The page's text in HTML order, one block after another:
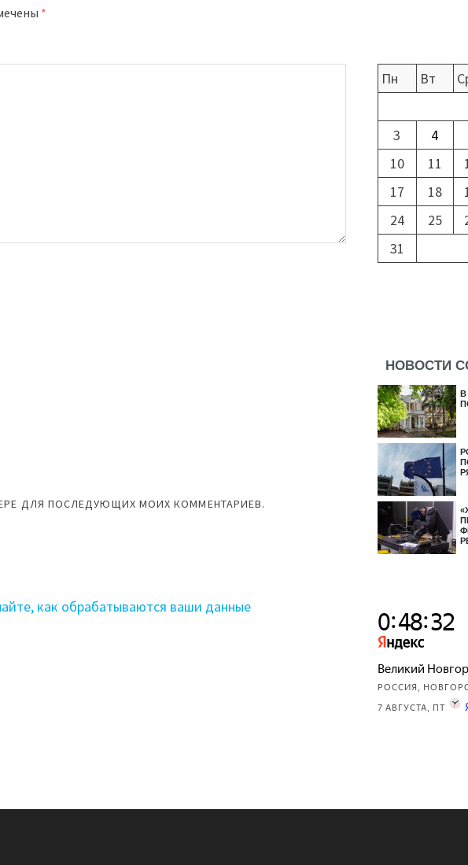
*
ДЛЯ ПОСЛЕДУЮЩИХ МОИХ КОММЕНТАРИЕВ.
как обрабатываются ваши данные
Пн
Вт
3
4
10
11
17
18
24
25
31
НОВОСТИ